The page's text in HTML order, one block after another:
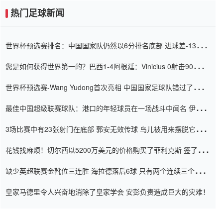
热门足球新闻
世界杯预选赛排名：中国国家队仍然以6分排名底部 进球差-13令人
您是如何获得世界第一的？巴西1-4阿根廷：Vinicius 0射击90分钟
世界杯预选赛-Wang Yudong首次亮相 中国国家足球队错过了世界
最佳中国超级联赛球队：港口的年轻球员在一场战斗中闻名 伊万放
3场比赛中有23张射门在底部 郭安无效传球 鸟儿被用来摆脱它
花钱找麻烦！切尔西以5200万美元的价格购买了菲利克斯 签了7年
缺少英超联赛金靴位三连胜 海拉德落后6球 只有两个连续三个连续
皇家马德里令人兴奋地消除了皇家学会 安彭负责造成巨大的灾难！